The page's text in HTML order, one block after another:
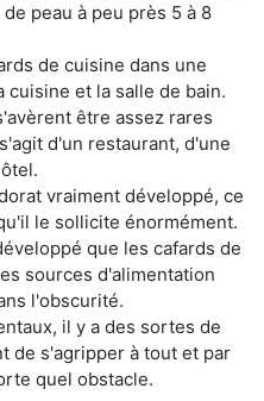
peau à peu près 5 à 8
de cuisine dans une
et la salle de bain.
être assez rares
d'un restaurant, d'une
vraiment développé, ce
le sollicite énormément.
que les cafards de
sources d'alimentation
l'obscurité.
il y a des sortes de
de s'agripper à tout et par
quel obstacle.